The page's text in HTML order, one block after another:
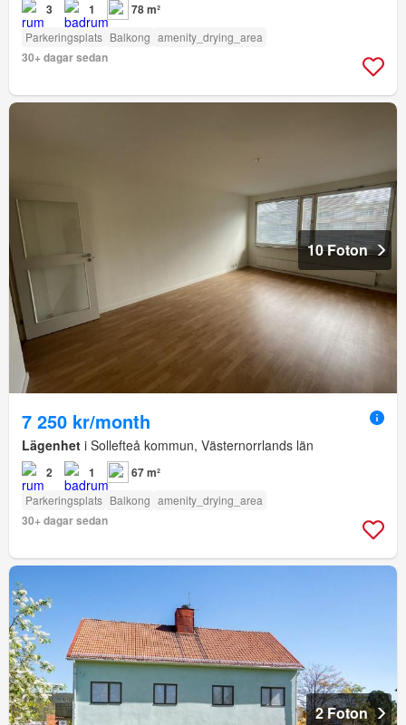
3 1 78 m²
Parkeringsplats Balkong amenity_drying_area
30+ dagar sedan
10 Foton
7 250 kr/month
Lägenhet i Sollefteå kommun, Västernorrlands län
2 1 67 m²
Parkeringsplats Balkong amenity_drying_area
30+ dagar sedan
2 Foton